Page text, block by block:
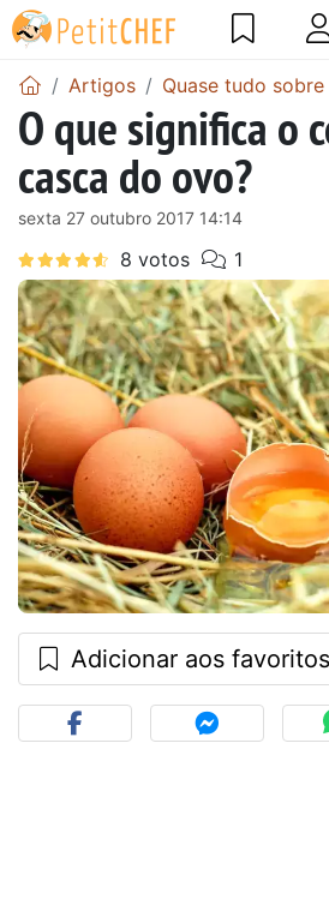
Artigos Quase tudo sobre
O que significa o
casca do ovo?
sexta 27 outubro 2017 14:14
Adicionar aos favoritos